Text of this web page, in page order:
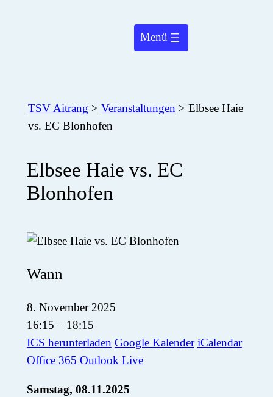
TSV Aitrang >Veranstaltungen >Elbsee Haie
vs. EC Blonhofen
Elbsee Haie vs. EC
Blonhofen
Wann
8. November 2025
16:15 – 18:15
ICS herunterladen Google Kalender iCalendar
Office 365 Outlook Live
Samstag, 08.11.2025